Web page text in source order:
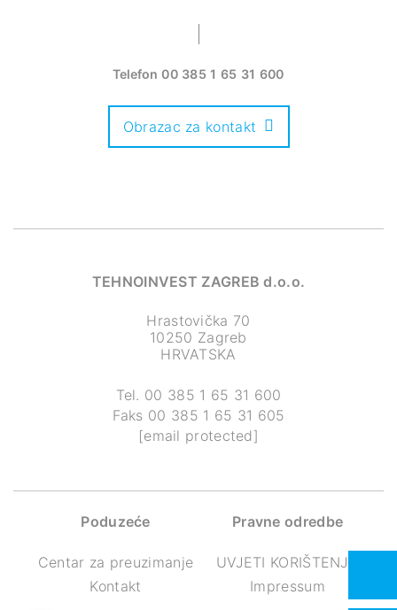
Telefon00 385 1 65 31 600
Obrazac za kontakt
TEHNOINVEST ZAGREB d.o.o.
Hrastovička 70
10250 Zagreb
HRVATSKA
Tel. 00 385 1 65 31 600
Faks 00 385 1 65 31 605
[email protected]
Poduzeće
Centar za preuzimanje
Kontakt
Pravne odredbe
UVJETI KORIŠTENJA
Impressum